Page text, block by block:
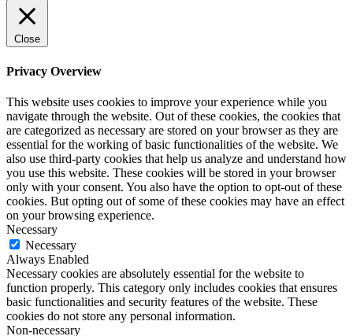
Close
Privacy Overview
This website uses cookies to improve your experience while you
navigate through the website. Out of these cookies, the cookies that
are categorized as necessary are stored on your browser as they are
essential for the working of basic functionalities of the website. We
also use third-party cookies that help us analyze and understand how
you use this website. These cookies will be stored in your browser
only with your consent. You also have the option to opt-out of these
cookies. But opting out of some of these cookies may have an effect
on your browsing experience.
Necessary
Necessary
Always Enabled
Necessary cookies are absolutely essential for the website to
function properly. This category only includes cookies that ensures
basic functionalities and security features of the website. These
cookies do not store any personal information.
Non-necessary